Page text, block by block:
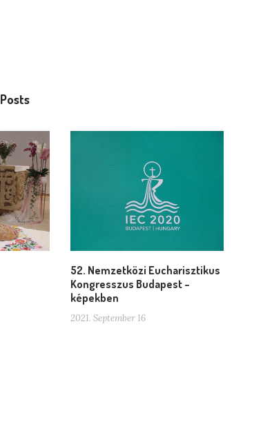
52. Nemzetközi Eucharisztikus
Kongresszus Budapest –
képekben
2021. September 16